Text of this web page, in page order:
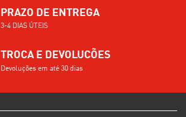
PRAZO DE ENTREGA
3-4 DIAS ÚTEIS
TROCA E DEVOLUCÕES
Devoluções em até 30 dias